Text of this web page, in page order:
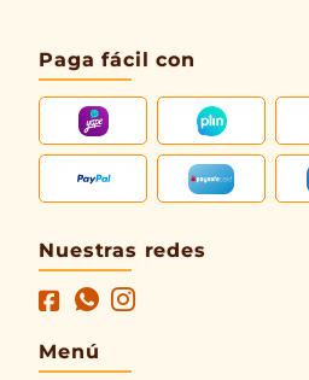
Paga fácil con
Nuestras redes
Menú